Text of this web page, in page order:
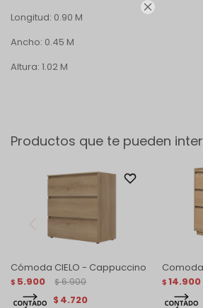

Longitud: 0.90 M
Ancho: 0.45 M
Altura: 1.02 M
Productos que te pueden
Cómoda CIELO - Cappuccino
$ 5.900 $ 6.900
$ 4.720
Comoda
$ 14.900